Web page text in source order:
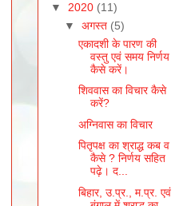
▼ 2020 (11)
▼ अगस्त (5)
एकादशी के पारण की
वस्तु एवं समय निर्णय
कैसे करें।
शिववास का विचार कैसे
करें?
अग्निवास का विचार
पितृपक्ष का श्राद्ध कब व
कैसे ? निर्णय सहित
पढ़े। द...
बिहार, उ.प्र., म.प्र. एवं